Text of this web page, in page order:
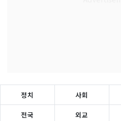
정치 사회
전국 외교